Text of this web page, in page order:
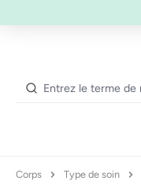
Corps Type de soin